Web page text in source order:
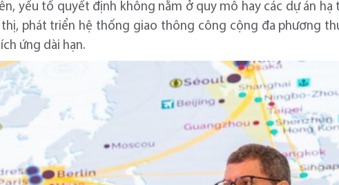
yếu tố quyết định không nằm ở quy mô hay các dự án hạ
phát triển hệ thống giao thông công cộng đa phương
ứng dài hạn.